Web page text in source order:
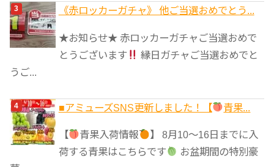
《赤ロッカーガチャ》 他ご当選おめでとう...
★お知らせ★ 赤ロッカーガチャご当選おめで
とうございます
縁日ガチャご当選おめでと
うご...
■アミューズSNS更新しました！【 青果...
【 青果入荷情報
】 8月10～16日までに入
荷する青果はこちらです
お盆期間の特別豪